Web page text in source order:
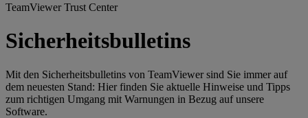
TeamViewer Trust Center
Sicherheitsbulletins
Mit den Sicherheitsbulletins von TeamViewer sind Sie immer auf
dem neuesten Stand: Hier finden Sie aktuelle Hinweise und Tipps
zum richtigen Umgang mit Warnungen in Bezug auf unsere
Software.